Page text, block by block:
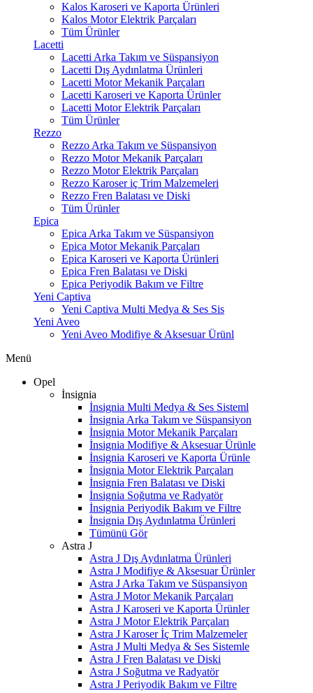
Kalos Karoseri ve Kaporta Ürünleri
Kalos Motor Elektrik Parçaları
Tüm Ürünler
Lacetti
Lacetti Arka Takım ve Süspansiyon
Lacetti Dış Aydınlatma Ürünleri
Lacetti Motor Mekanik Parçaları
Lacetti Karoseri ve Kaporta Ürünler
Lacetti Motor Elektrik Parçaları
Tüm Ürünler
Rezzo
Rezzo Arka Takım ve Süspansiyon
Rezzo Motor Mekanik Parçaları
Rezzo Motor Elektrik Parçaları
Rezzo Karoser iç Trim Malzemeleri
Rezzo Fren Balatası ve Diski
Tüm Ürünler
Epica
Epica Arka Takım ve Süspansiyon
Epica Motor Mekanik Parçaları
Epica Karoseri ve Kaporta Ürünleri
Epica Fren Balatası ve Diski
Epica Periyodik Bakım ve Filtre
Yeni Captiva
Yeni Captiva Multi Medya & Ses Sis
Yeni Aveo
Yeni Aveo Modifiye & Aksesuar Ürünl
Menü
Opel
İnsignia
İnsignia Multi Medya & Ses Sisteml
İnsignia Arka Takım ve Süspansiyon
İnsignia Motor Mekanik Parçaları
İnsignia Modifiye & Aksesuar Ürünle
İnsignia Karoseri ve Kaporta Ürünle
İnsignia Motor Elektrik Parçaları
İnsignia Fren Balatası ve Diski
İnsignia Soğutma ve Radyatör
İnsignia Periyodik Bakım ve Filtre
İnsignia Dış Aydınlatma Ürünleri
Tümünü Gör
Astra J
Astra J Dış Aydınlatma Ürünleri
Astra J Modifiye & Aksesuar Ürünler
Astra J Arka Takım ve Süspansiyon
Astra J Motor Mekanik Parçaları
Astra J Karoseri ve Kaporta Ürünler
Astra J Motor Elektrik Parçaları
Astra J Karoser İç Trim Malzemeler
Astra J Multi Medya & Ses Sistemle
Astra J Fren Balatası ve Diski
Astra J Soğutma ve Radyatör
Astra J Periyodik Bakım ve Filtre